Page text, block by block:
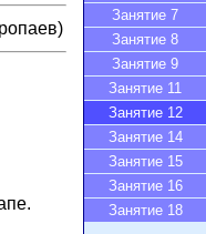
Занятие 7
Занятие 8
Занятие 9
Занятие 11
Занятие 12
Занятие 14
Занятие 15
Занятие 16
Занятие 18